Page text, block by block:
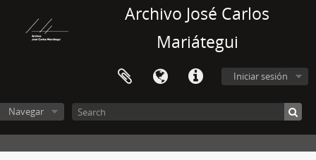
Archivo José Carlos
Mariátegui
Iniciar sesión
Navegar